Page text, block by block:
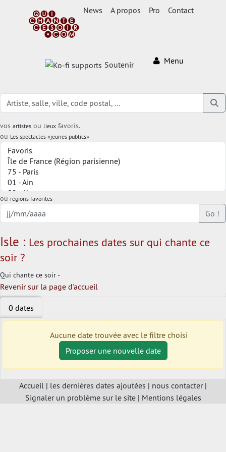
News A propos Pro Contact
Soutenir Menu
vos artistes ou lieux favoris.
ou Les spectacles «jeunes publics»
ou régions favorites
Go !
Isle : Les prochaines dates sur qui chante ce
soir ?
Qui chante ce soir -
Revenir sur la page d'accueil
0 dates
Aucune date trouvée avec le filtre choisi
Proposer une nouvelle date
Accueil | les dernières dates ajoutées | nous contacter|
Signaler un problème sur le site| Mentions légales